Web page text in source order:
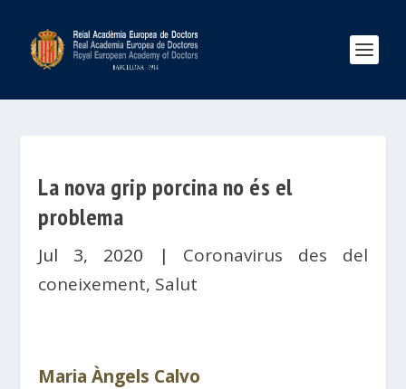
La nova grip porcina no és el
problema
Jul 3, 2020 | Coronavirus des del
coneixement, Salut
Maria Àngels Calvo